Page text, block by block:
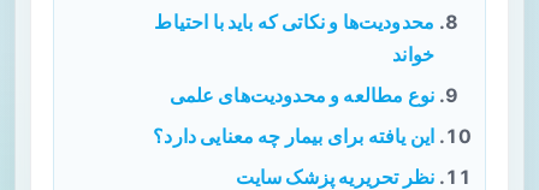
محدودیت‌ها و نکاتی که باید با احتیاط
خواند
نوع مطالعه و محدودیت‌های علمی
این یافته برای بیمار چه معنایی دارد؟
نظر تحریریه پزشک سایت